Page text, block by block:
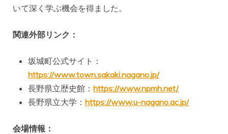
いて深く学ぶ機会を得ました。
関連外部リンク：
坂城町公式サイト：
https://www.town.sakaki.nagano.jp/
長野県立歴史館： https://www.npmh.net/
長野県立大学： https://www.u-nagano.ac.jp/
会場情報：